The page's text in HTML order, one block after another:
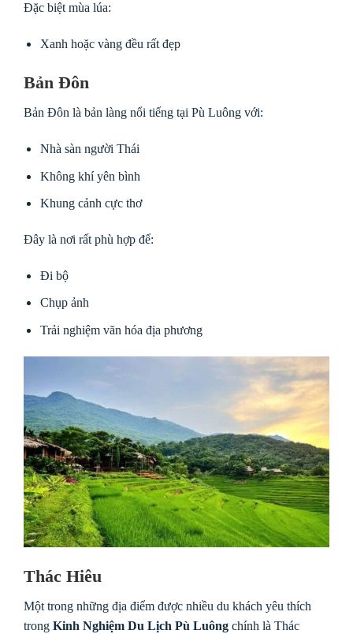
Đặc biệt mùa lúa:
Xanh hoặc vàng đều rất đẹp
Bản Đôn
Bản Đôn là bản làng nổi tiếng tại Pù Luông với:
Nhà sàn người Thái
Không khí yên bình
Khung cảnh cực thơ
Đây là nơi rất phù hợp để:
Đi bộ
Chụp ảnh
Trải nghiệm văn hóa địa phương
Thác Hiêu
Một trong những địa điểm được nhiều du khách yêu thích
trong Kinh Nghiệm Du Lịch Pù Luông chính là Thác